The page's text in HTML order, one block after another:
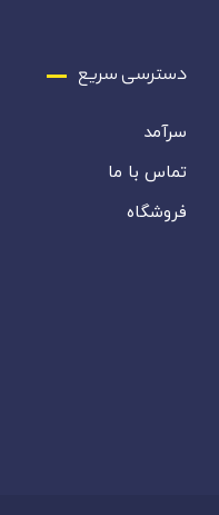
دسترسی سریع
سرآمد
تماس با ما
فروشگاه